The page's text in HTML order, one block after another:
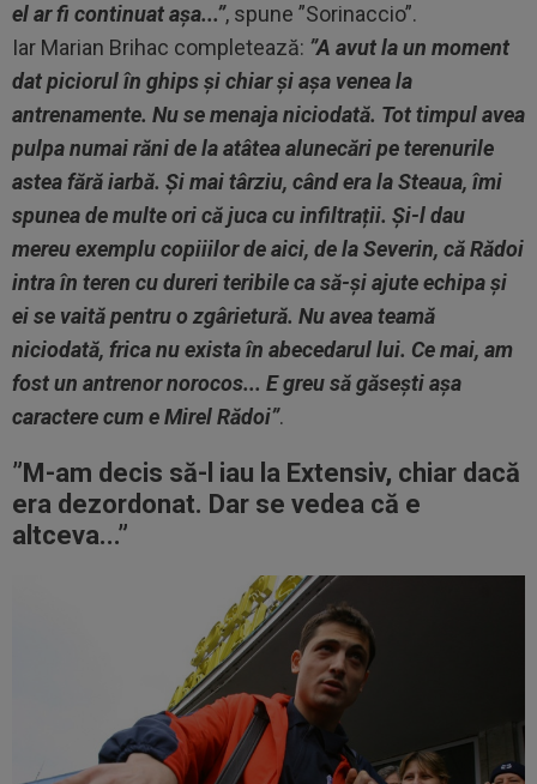
el ar fi continuat așa...”, spune ”Sorinaccio”.
Iar Marian Brihac completează: ”A avut la un moment
dat piciorul în ghips și chiar și așa venea la
antrenamente. Nu se menaja niciodată. Tot timpul avea
pulpa numai răni de la atâtea alunecări pe terenurile
astea fără iarbă. Și mai târziu, când era la Steaua, îmi
spunea de multe ori că juca cu infiltrații. Și-l dau
mereu exemplu copiiilor de aici, de la Severin, că Rădoi
intra în teren cu dureri teribile ca să-și ajute echipa și
ei se vaită pentru o zgârietură. Nu avea teamă
niciodată, frica nu exista în abecedarul lui. Ce mai, am
fost un antrenor norocos... E greu să găsești așa
caractere cum e Mirel Rădoi”.
”M-am decis să-l iau la Extensiv, chiar dacă
era dezordonat. Dar se vedea că e
altceva...”